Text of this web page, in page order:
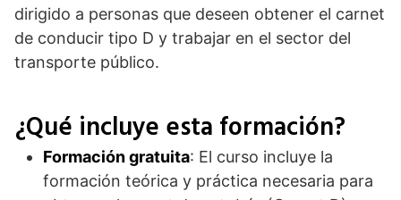
dirigido a personas que deseen obtener el carnet
de conducir tipo D y trabajar en el sector del
transporte público.
¿Qué incluye esta formación?
Formación gratuita: El curso incluye la
formación teórica y práctica necesaria para